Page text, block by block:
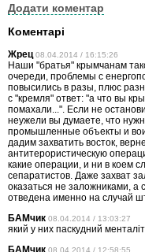
Додати коментар
Коментарі
Жрец 08.04.2014 / 16:15:26
Наши "братья" крымчанам
очереди, проблемы с
повысились в разы, плюс
с "кремля" ответ: "а что вы
помахали...". Если не
неужели вы думаете, что
промышленные объекты и
дадим захватить восток,
антитерористическую
какие операции, и ни в коем
сепаратистов. Даже захват
оказаться не заложниками, а
отведена именно на случай
БАМчик 08.04.2014 / 13:03:27
який у них паскудний
БАМчик 08.04.2014 / 12:58:55